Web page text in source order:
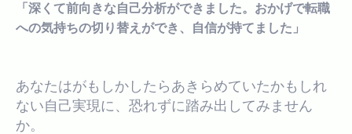
「深くて前向きな自己分析ができました。おかげで転職
への気持ちの切り替えができ、自信が持てました」
あなたはがもしかしたらあきらめていたかもしれ
ない自己実現に、恐れずに踏み出してみません
か。